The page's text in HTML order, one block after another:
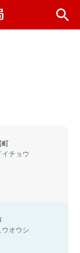
町
チョウ
オウシ